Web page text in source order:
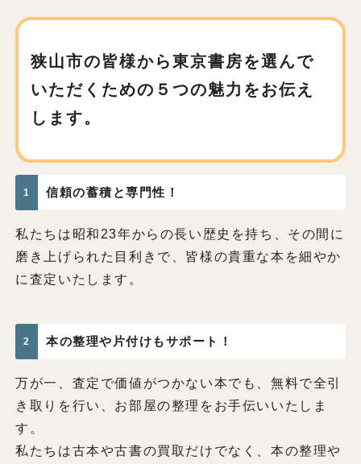
狭山市の皆様から東京書房を選んで
いただくための ５つの魅力をお伝え
します。
1 信頼の蓄積と専門性！
私たちは昭和23年からの長い歴史を持ち、その間に
磨き上げられた目利きで、皆様の貴重な本を細やか
に査定いたします。
2 本の整理や片付けもサポート！
万が一、査定で価値がつかない本でも、無料で全引
き取りを行い、お部屋の整理をお手伝いいたしま
す。
私たちは古本や古書の買取だけでなく、本の整理や